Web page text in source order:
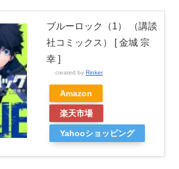
ブルーロック（1） （講談
社コミックス） [ 金城 宗
幸 ]
created by Rinker
Amazon
楽天市場
Yahooショッピング